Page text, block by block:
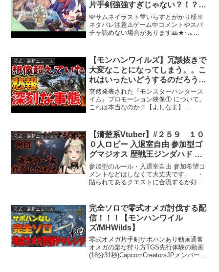
片手剣強強すぎじゃない？！？！
【まんじちゃん。】
🩵サムネイラスト💙いらすとがかり様※
ネタバレ注意⚠️ゲーム中コメントやスパ
チャ読めない場合があります🙏★･.｡
れる卍リス...
公式・最新ニュース
【モンハンワイルズ】冗談抜きで
大変なことになってしまう。。こ
れはいったいどうするのだろう
か。。。【ゴグマジオス/オメガ/
モンスターハンターワイル
ズ/PS5/steam/最新作/攻略
突然発表された『モンスターハンタース
イム』プロモーション映像① について。
これは本当なのか？【よしなま】
性能であったことが判明SONYの決算発
表＆値上げ状況PS...
公式・最新ニュース
【清楚系Vtuber】#２５９ １０
０人ロビー 入退室自由 参加型ゴ
グマジオス 歴戦王ジンダハド 周
回 ｻｲｷｮｰの太刀を作るしかね
え！ Twitch同時配信
【MH:Wilds】
参加型のルール・入退室自由 参加希望コ
メントなどはしなくて大丈夫です。 ・
貼られてあるクエストに合流するか好き
いたします。・一緒にクエストに行って
いる他のハンターさん...
公式・最新ニュース
完全ソロで零式オメガ討伐する配
信！！！【モンハンワイル
ズ/MHWilds】
零式オメガ片手剣サポハンあり動画通常
オメガの楽な狩り方TGS先行体験の動画
(18分31秒)CapcomCreatorsJPメンバーの